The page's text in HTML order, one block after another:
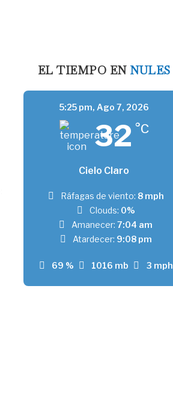
EL TIEMPO EN NULES
5:25 pm, Ago 7, 2026
32 °C
Cielo Claro
69 % 1016 mb 3 mph
Ráfagas de viento: 8 mph
Clouds: 0%
Amanecer: 7:04 am
Atardecer: 9:08 pm